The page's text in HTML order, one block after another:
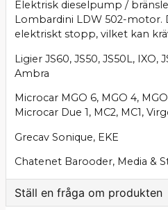
Elektrisk dieselpump /
Lombardini LDW 502-motor.
elektriskt stopp, vilket kan
Ligier JS60, JS50, JS50L, IXO,
Ambra
Microcar MGO 6, MGO 4,
Microcar Due 1, MC2, MC1,
Grecav Sonique, EKE
Chatenet Barooder, Media &
Ställ en fråga om produkten